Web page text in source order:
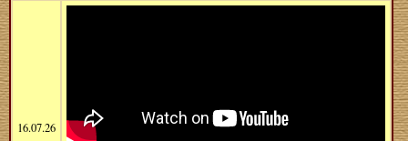
16.07.26